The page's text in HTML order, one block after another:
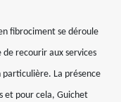
fibrociment se déroule
recourir aux services
particulière. La présence
et pour cela, Guichet